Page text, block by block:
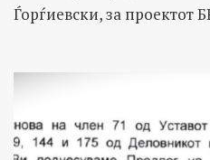
Ѓорѓиевски, за проектот